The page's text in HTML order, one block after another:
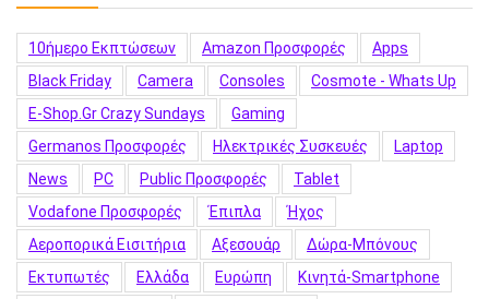
10ήμερο Εκπτώσεων Amazon Προσφορές
Apps
Black Friday
Camera Consoles
Cosmote - Whats Up
E-Shop.gr Crazy Sundays
Gaming
Germanos Προσφορές
Hλεκτρικές Συσκευές
Laptop
News
PC Public Προσφορές
Tablet
Vodafone Προσφορές
Έπιπλα
Ήχος
Αεροπορικά Εισιτήρια
Αξεσουάρ
Δώρα-Μπόνους
Εκτυπωτές
Ελλάδα Ευρώπη
Κινητά-Smartphone